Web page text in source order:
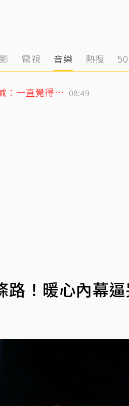
電視 音樂 熱搜
26歲女偶像童年罹癌！父母賣飯捲籌醫藥費 淚喊：一直覺得都是我的錯 08:49
！暖心內幕逼